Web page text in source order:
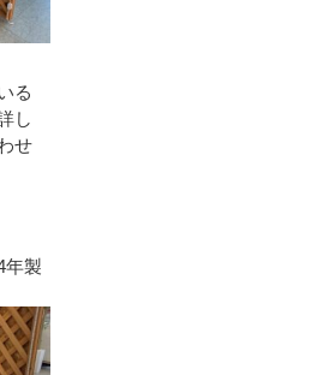
る
し
せ
年製